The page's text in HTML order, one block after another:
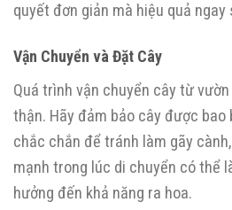
quyết đơn giản mà hiệu quả ngay
Vận Chuyển và Đặt Cây
Quá trình vận chuyển cây từ
thận. Hãy đảm bảo cây được bao
chắc chắn để tránh làm gãy
mạnh trong lúc di chuyển có thể
hưởng đến khả năng ra hoa.